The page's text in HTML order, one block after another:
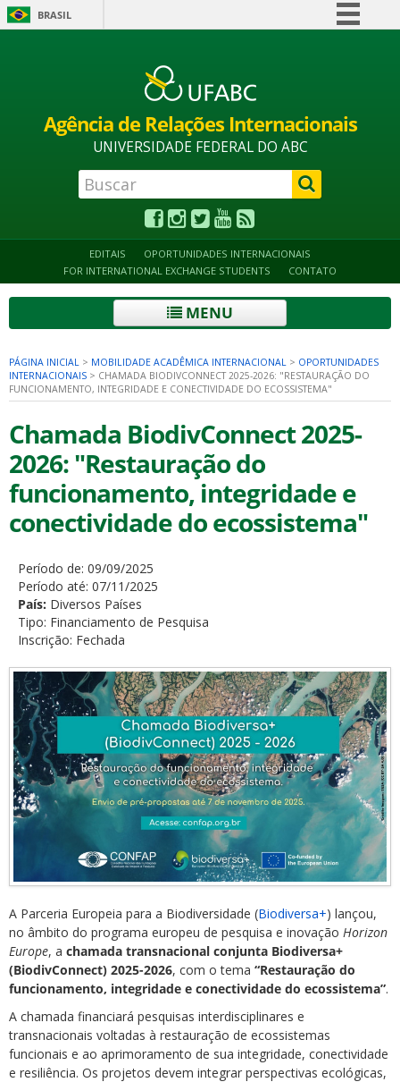
BRASIL
Acesso à informação
Canais
Agência de Relações Internacionais
UNIVERSIDADE FEDERAL DO ABC
EDITAIS
OPORTUNIDADES INTERNACIONAIS
FOR INTERNATIONAL EXCHANGE STUDENTS
CONTATO
MENU
PÁGINA INICIAL > MOBILIDADE ACADÊMICA INTERNACIONAL > OPORTUNIDADES
INTERNACIONAIS > CHAMADA BIODIVCONNECT 2025-2026: "RESTAURAÇÃO DO
FUNCIONAMENTO, INTEGRIDADE E CONECTIVIDADE DO ECOSSISTEMA"
Chamada BiodivConnect 2025-
2026: "Restauração do
funcionamento, integridade e
conectividade do ecossistema"
Período de: 09/09/2025
Período até: 07/11/2025
País: Diversos Países
Tipo: Financiamento de Pesquisa
Inscrição: Fechada
A Parceria Europeia para a Biodiversidade (Biodiversa+) lançou,
no âmbito do programa europeu de pesquisa e inovação Horizon
Europe, a chamada transnacional conjunta Biodiversa+
(BiodivConnect) 2025-2026, com o tema “Restauração do
funcionamento, integridade e conectividade do ecossistema”.
A chamada financiará pesquisas interdisciplinares e
transnacionais voltadas à restauração de ecossistemas
funcionais e ao aprimoramento de sua integridade, conectividade
e resiliência. Os projetos devem integrar perspectivas ecológicas,